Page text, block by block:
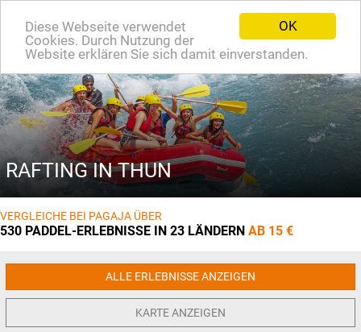
OK
Diese Webseite verwendet
Cookies. Durch Nutzung der
Website erklären Sie sich damit einverstanden.
RAFTING IN THUN
VERGLEICHE BEI PAGAJA ÜBER
530 PADDEL-ERLEBNISSE IN 23 LÄNDERN AB 15 €
ALLE ERLEBNISSE ANZEIGEN
KARTE ANZEIGEN